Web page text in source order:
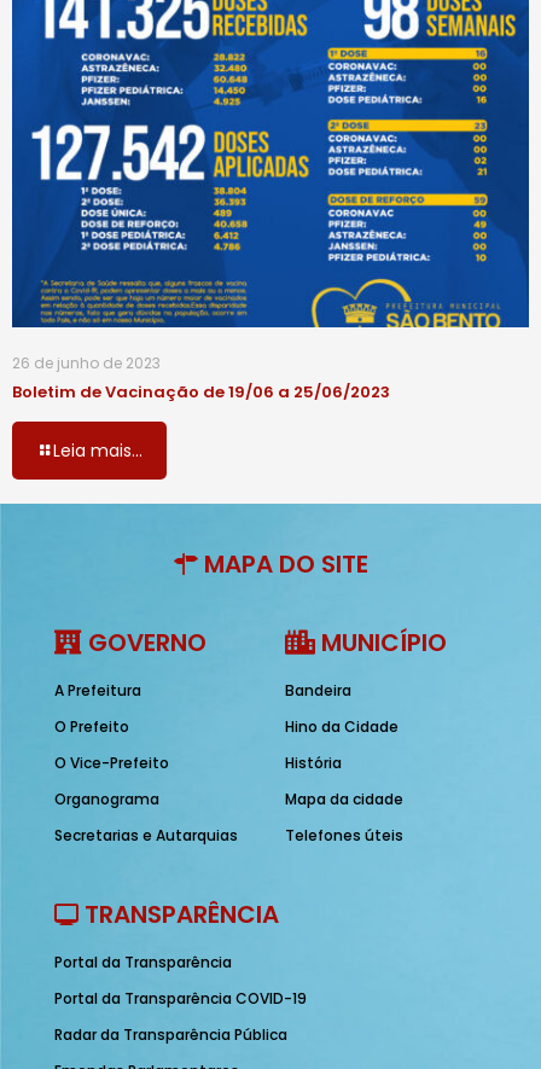
26 de junho de 2023
Boletim de Vacinação de 19/06 a 25/06/2023
Leia mais...
MAPA DO SITE
GOVERNO
A Prefeitura
O Prefeito
O Vice-Prefeito
Organograma
Secretarias e Autarquias
MUNICÍPIO
Bandeira
Hino da Cidade
História
Mapa da cidade
Telefones úteis
TRANSPARÊNCIA
Portal da Transparência
Portal da Transparência COVID-19
Radar da Transparência Pública